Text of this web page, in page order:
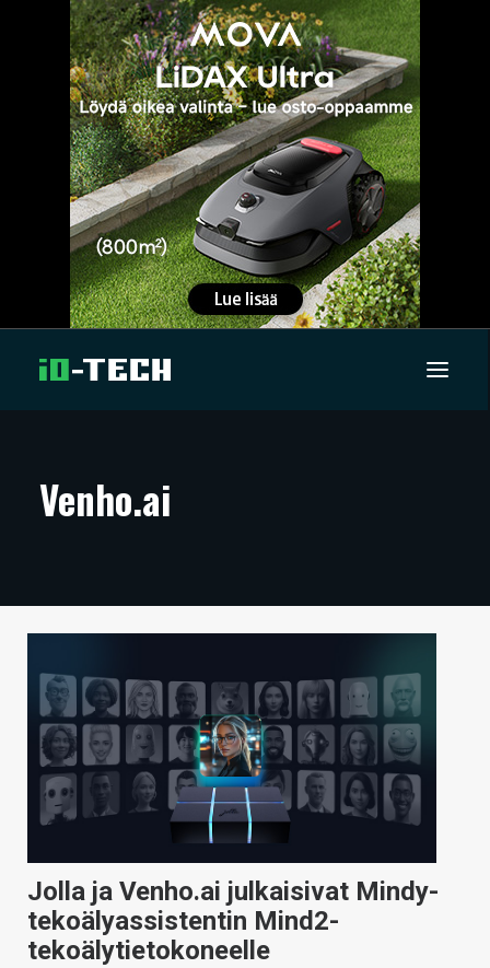
ARTIKKELIT
TECHBBS
HINTA.FI
KAUPPA
VAIHDA TEEMA
HAKU
Venho.ai
Jolla ja Venho.ai julkaisivat Mindy-
tekoälyassistentin Mind2-
tekoälytietokoneelle